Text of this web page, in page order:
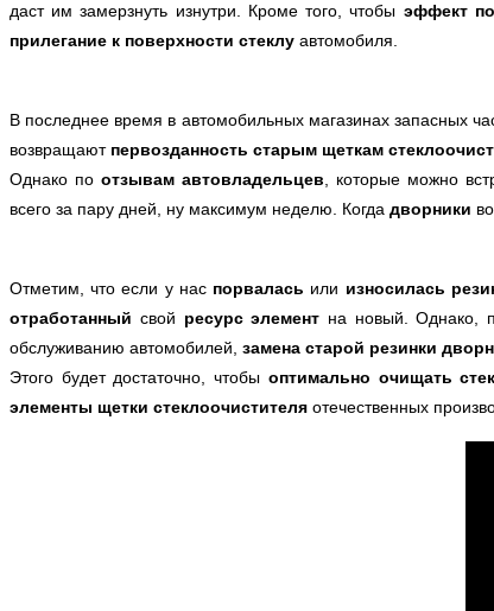
даст им замерзнуть изнутри. Кроме того, чтобы эффект
прилегание к поверхности стеклу автомобиля.
В последнее время в автомобильных магазинах запасных
возвращают первозданность старым щеткам
Однако по отзывам автовладельцев, которые можно
всего за пару дней, ну максимум неделю. Когда дворники
Отметим, что если у нас порвалась или износилась
отработанный свой ресурсэлемент на новый. Однако,
обслуживанию автомобилей,замена старой резинки
Этого будет достаточно, чтобы оптимально очищать
элементы щетки стеклоочистителя отечественных